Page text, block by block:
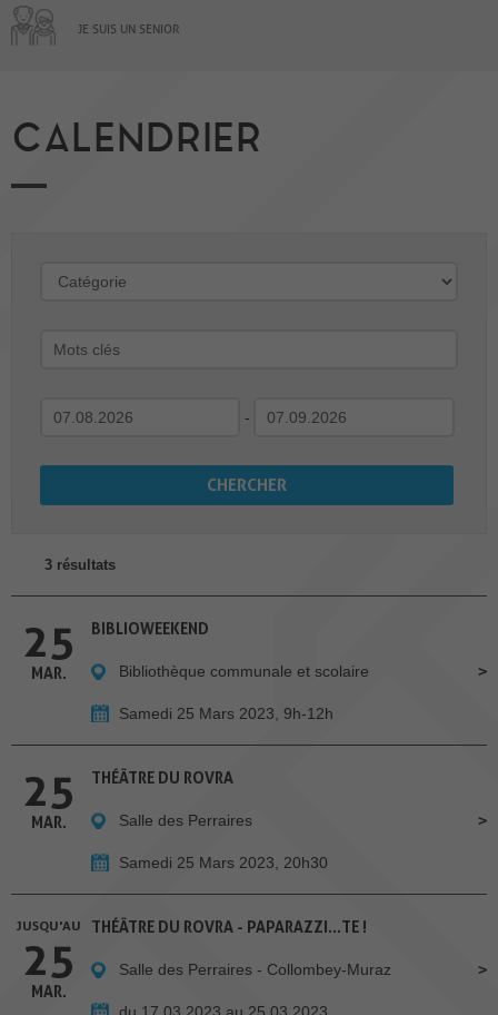
JE SUIS UN SENIOR
CALENDRIER
-
3 résultats
25
MAR.
BIBLIOWEEKEND
Bibliothèque communale et scolaire
Samedi 25 Mars 2023, 9h-12h
25
MAR.
THÉÂTRE DU ROVRA
Salle des Perraires
Samedi 25 Mars 2023, 20h30
JUSQU'AU
25
MAR.
THÉÂTRE DU ROVRA - PAPARAZZI...TE !
Salle des Perraires - Collombey-Muraz
du 17.03.2023 au 25.03.2023